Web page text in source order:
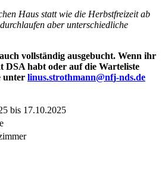
Haus statt wie die Herbstfreizeit ab
aber unterschiedliche
vollständig ausgebucht. Wenn ihr
DSA habt oder auf die Warteliste
unter linus.strothmann nfj-nds.de
bis 17.10.2025